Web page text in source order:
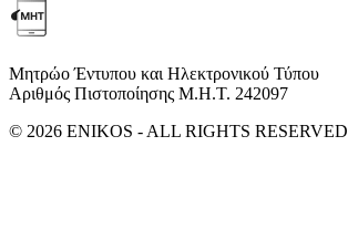
Μητρώο Έντυπου και Ηλεκτρονικού Τύπου
Αριθμός Πιστοποίησης Μ.Η.Τ. 242097
© 2026 ENIKOS - ALL RIGHTS RESERVED